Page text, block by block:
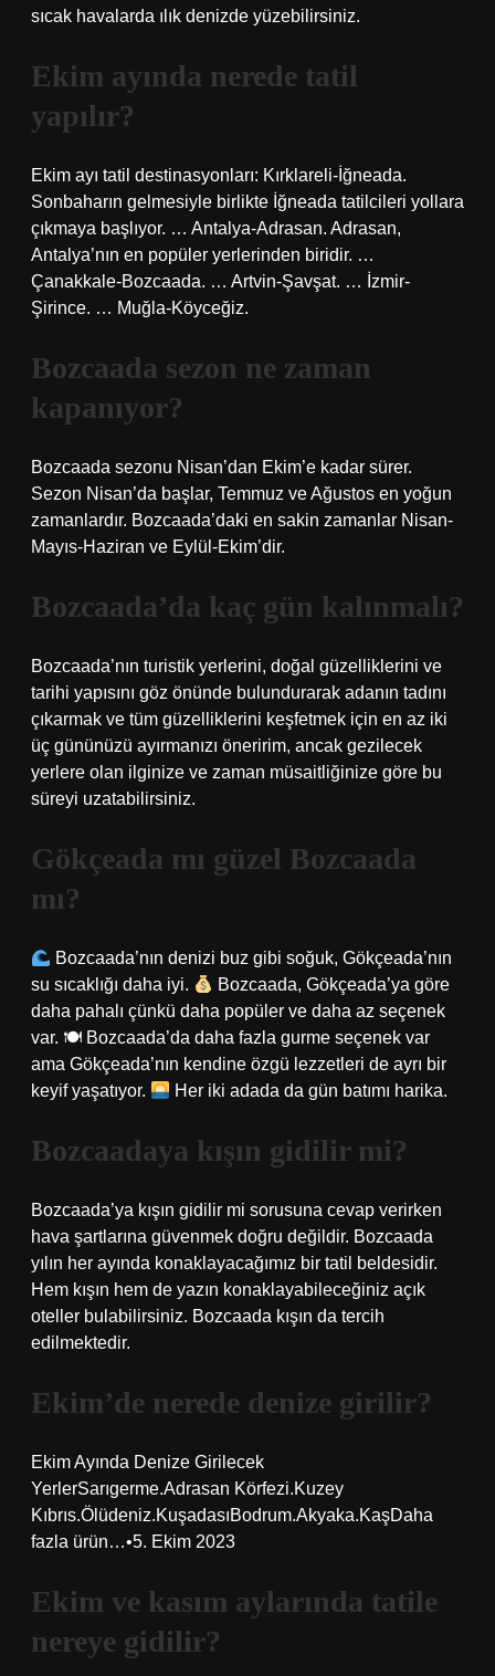
sıcak havalarda ılık denizde yüzebilirsiniz.
Ekim ayında nerede tatil
yapılır?
Ekim ayı tatil destinasyonları: Kırklareli-İğneada.
Sonbaharın gelmesiyle birlikte İğneada tatilcileri yollara
çıkmaya başlıyor. … Antalya-Adrasan. Adrasan,
Antalya’nın en popüler yerlerinden biridir. …
Çanakkale-Bozcaada. … Artvin-Şavşat. … İzmir-
Şirince. … Muğla-Köyceğiz.
Bozcaada sezon ne zaman
kapanıyor?
Bozcaada sezonu Nisan’dan Ekim’e kadar sürer.
Sezon Nisan’da başlar, Temmuz ve Ağustos en yoğun
zamanlardır. Bozcaada’daki en sakin zamanlar Nisan-
Mayıs-Haziran ve Eylül-Ekim’dir.
Bozcaada’da kaç gün kalınmalı?
Bozcaada’nın turistik yerlerini, doğal güzelliklerini ve
tarihi yapısını göz önünde bulundurarak adanın tadını
çıkarmak ve tüm güzelliklerini keşfetmek için en az iki
üç gününüzü ayırmanızı öneririm, ancak gezilecek
yerlere olan ilginize ve zaman müsaitliğinize göre bu
süreyi uzatabilirsiniz.
Gökçeada mı güzel Bozcaada
mı?
Bozcaada’nın denizi buz gibi soğuk, Gökçeada’nın
su sıcaklığı daha iyi.
Bozcaada, Gökçeada’ya göre
daha pahalı çünkü daha popüler ve daha az seçenek
var. 🍽 Bozcaada’da daha fazla gurme seçenek var
ama Gökçeada’nın kendine özgü lezzetleri de ayrı bir
keyif yaşatıyor.
Her iki adada da gün batımı harika.
Bozcaadaya kışın gidilir mi?
Bozcaada’ya kışın gidilir mi sorusuna cevap verirken
hava şartlarına güvenmek doğru değildir. Bozcaada
yılın her ayında konaklayacağımız bir tatil beldesidir.
Hem kışın hem de yazın konaklayabileceğiniz açık
oteller bulabilirsiniz. Bozcaada kışın da tercih
edilmektedir.
Ekim’de nerede denize girilir?
Ekim Ayında Denize Girilecek
YerlerSarıgerme.Adrasan Körfezi.Kuzey
Kıbrıs.Ölüdeniz.KuşadasıBodrum.Akyaka.KaşDaha
fazla ürün…•5. Ekim 2023
Ekim ve kasım aylarında tatile
nereye gidilir?